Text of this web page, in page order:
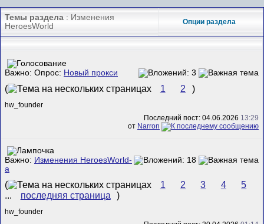
Темы раздела : Изменения
HeroesWorld
Опции раздела
Важно: Опрос: Новый прокси
( 1 2 )
hw_founder
Последний пост: 04.06.2026 13:29
от Narron
Важно: Изменения HeroesWorld-
а
( 1 2 3 4
5
...
последняя страница )
hw_founder